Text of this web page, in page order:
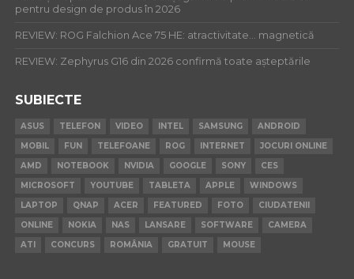
pentru design de produs în 2026
REVIEW: ROG Falchion Ace 75 HE: atractivitate… magnetică
REVIEW: Zephyrus G16 din 2026 confirmă toate așteptările
SUBIECTE
ASUS TELEFON VIDEO INTEL SAMSUNG
ANDROID
MOBIL
FUN TELEFOANE ROG INTERNET
JOCURI ONLINE
AMD
NOTEBOOK NVIDIA GOOGLE SONY
CES
MICROSOFT
YOUTUBE TABLETA APPLE
WINDOWS
LAPTOP
QNAP ACER FEATURED FOTO
CIUDATENII
ONLINE
NOKIA NAS LANSARE SOFTWARE
CAMERA
ATI
CONCURS ROMÂNIA GRATUIT MOUSE